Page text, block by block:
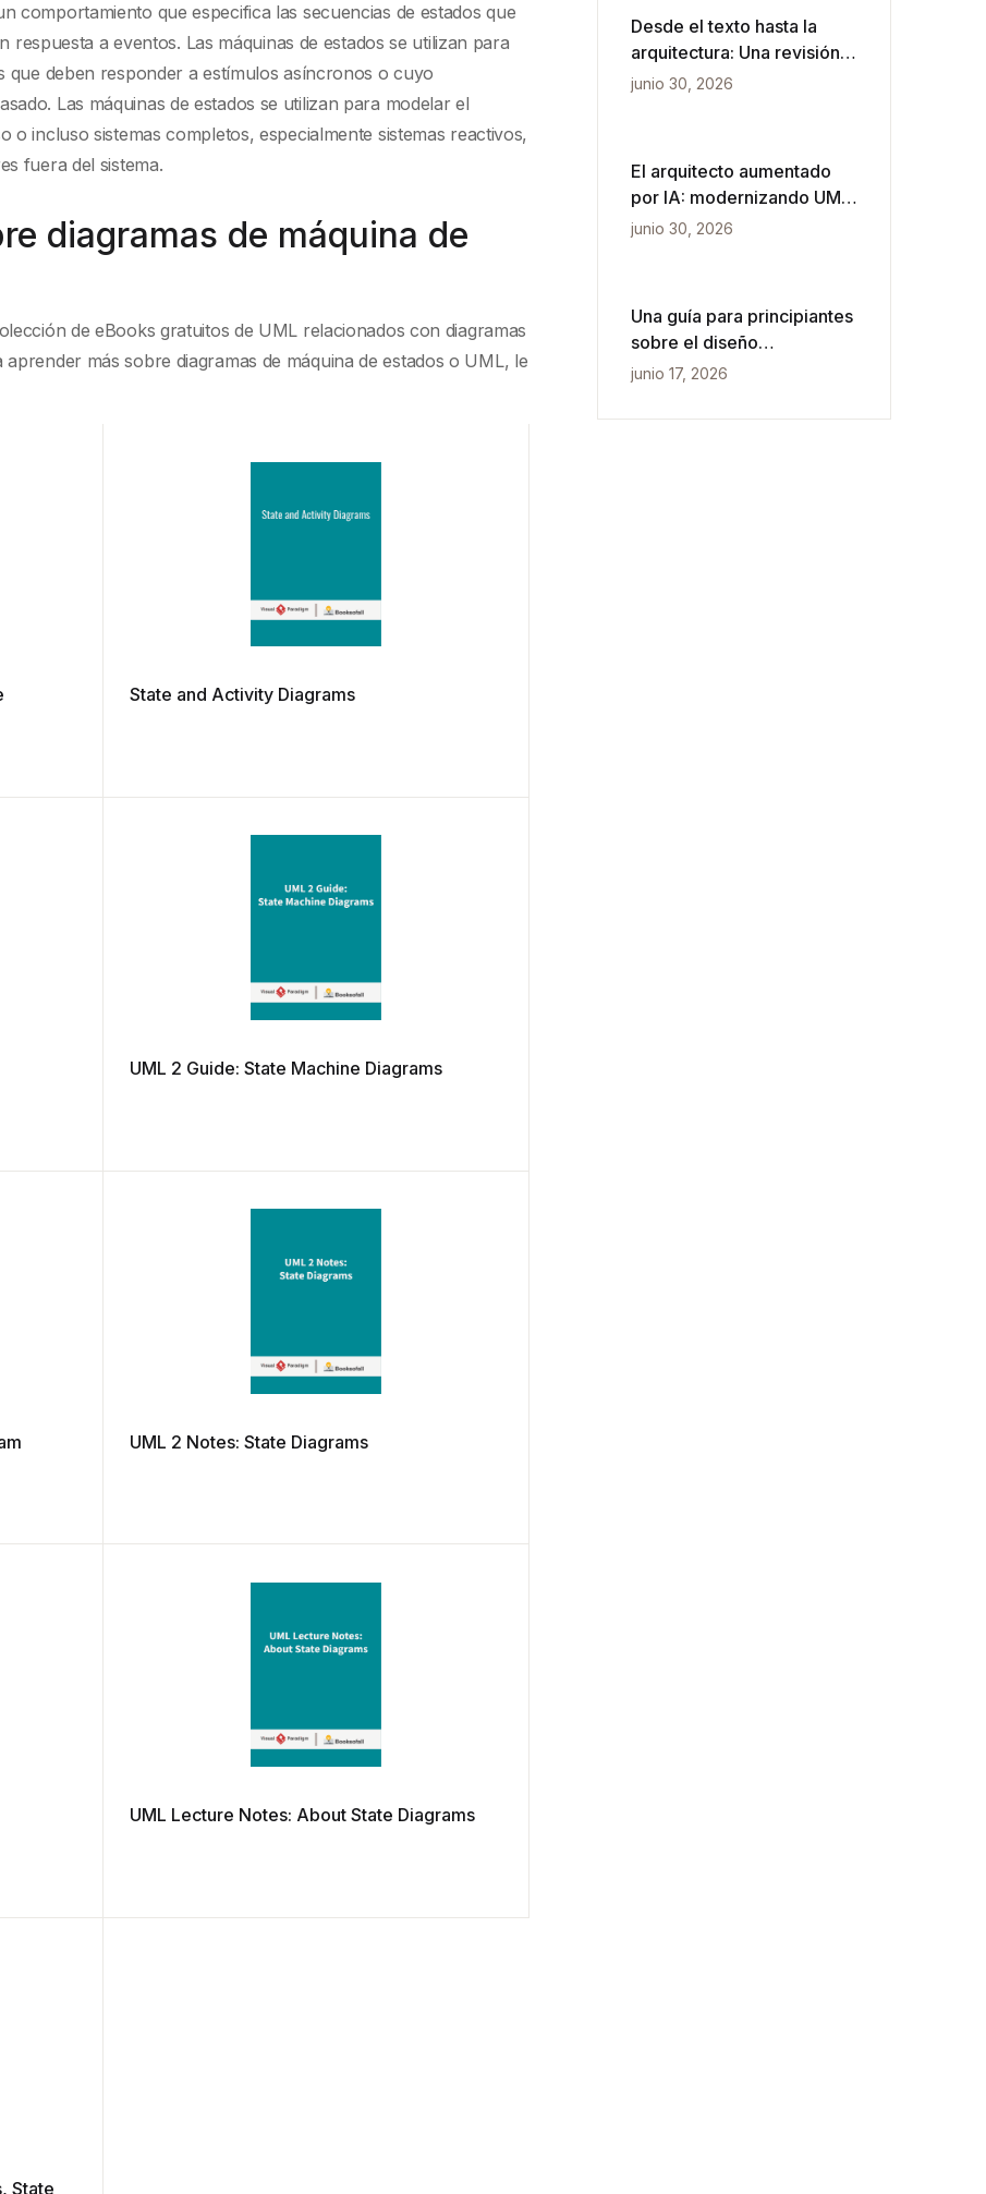
comportamiento que especifica las secuencias de estados que
respuesta a eventos. Las máquinas de estados se utilizan para
que deben responder a estímulos asíncronos o cuyo
Las máquinas de estados se utilizan para modelar el
o incluso sistemas completos, especialmente sistemas reactivos,
fuera del sistema.
diagramas de máquina de
de eBooks gratuitos de UML relacionados con diagramas
aprender más sobre diagramas de máquina de estados o UML, le
State and Activity Diagrams
UML 2 Guide: State Machine Diagrams
UML 2 Notes: State Diagrams
UML Lecture Notes: About State Diagrams
State
Desde el texto hasta la
arquitectura: Una revisión
práctica de VPasCode y el
junio 30, 2026
El arquitecto aumentado
por IA: modernizando UML
para velocidad ágil
junio 30, 2026
Una guía para principiantes
sobre el diseño
conceptual, lógico y físico
junio 17, 2026